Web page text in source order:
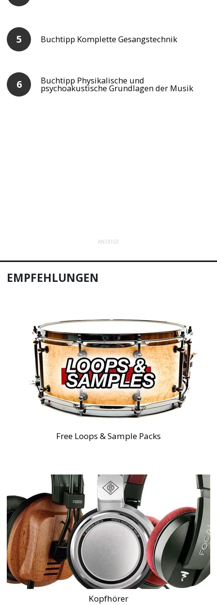
Buchtipp Komplette Gesangstechnik
Buchtipp Physikalische und
psychoakustische Grundlagen der Musik
ANZEIGE
EMPFEHLUNGEN
Free Loops & Sample Packs
Kopfhörer